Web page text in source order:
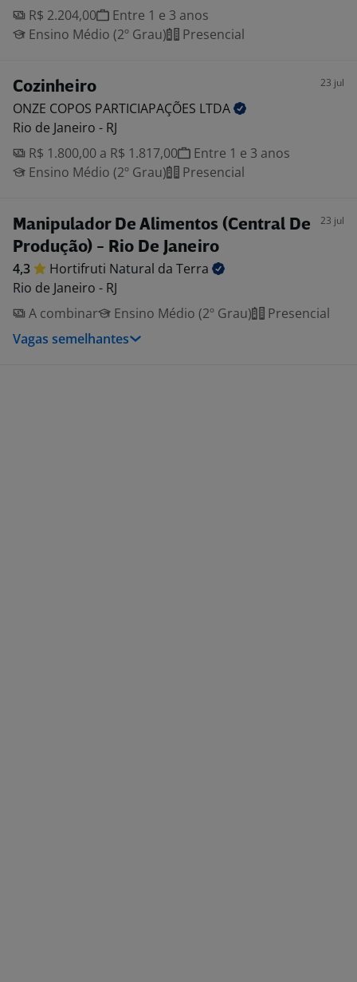
R$ 2.204,00
Entre 1 e 3 anos
Ensino Médio (2º Grau)
Presencial
Cozinheiro 23 jul
ONZE COPOS PARTICIAPAÇÕES LTDA
Rio de Janeiro - RJ
R$ 1.800,00 a R$ 1.817,00
Entre 1 e 3 anos
Ensino Médio (2º Grau)
Presencial
Manipulador De Alimentos (Central De
Produção) - Rio De Janeiro
23 jul
4,3 Hortifruti Natural da Terra
Rio de Janeiro - RJ
A combinar
Ensino Médio (2º Grau)
Presencial
Vagas semelhantes